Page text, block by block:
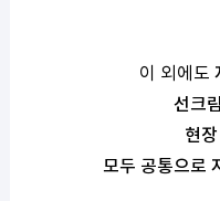
이 외에도
선크림
현
모두 공통으로